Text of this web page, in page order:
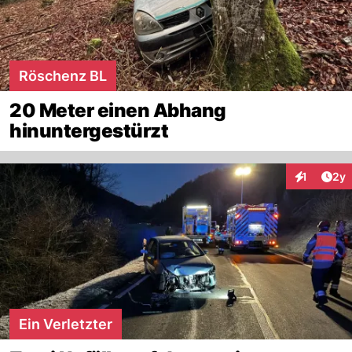
Röschenz BL
20 Meter einen Abhang
hinuntergestürzt
1 2y
Ein Verletzter